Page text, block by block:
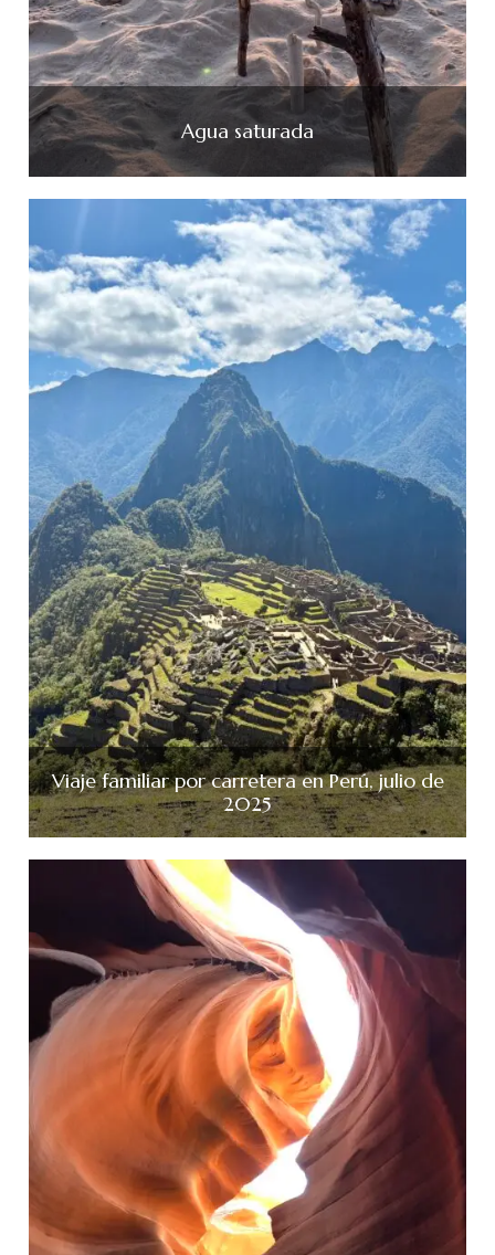
Agua saturada
Viaje familiar por carretera en Perú, julio de
2025